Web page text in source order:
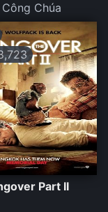
Chúa
Part II